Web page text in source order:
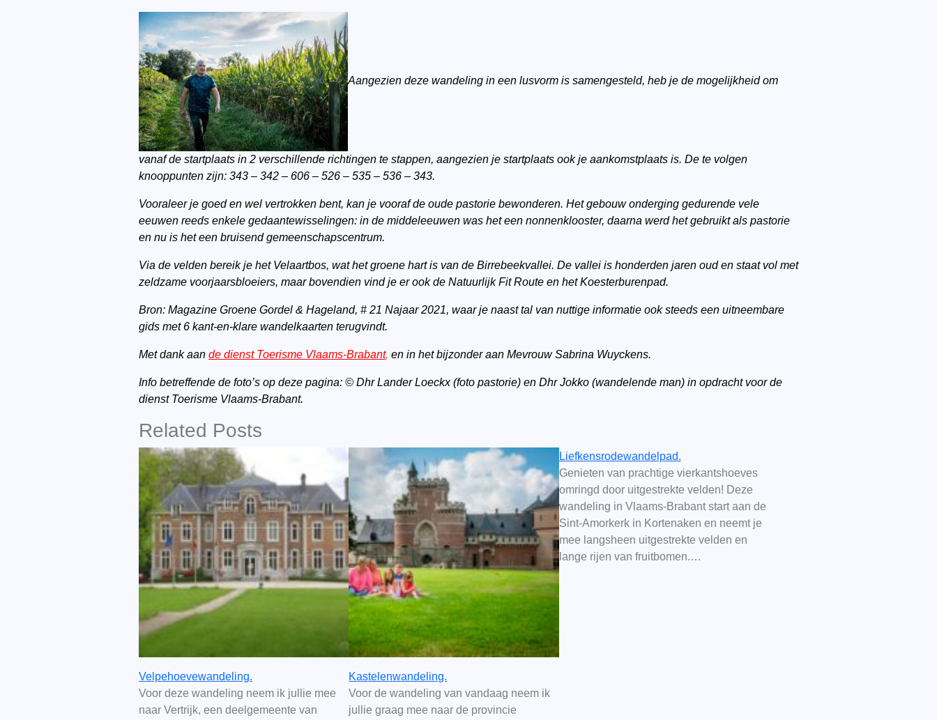
Aangezien deze wandeling in een lusvorm is samengesteld, heb je de mogelijkheid om
vanaf de startplaats in 2 verschillende richtingen te stappen, aangezien je startplaats ook je aankomstplaats is. De te volgen
knooppunten zijn: 343 – 342 – 606 – 526 – 535 – 536 – 343.
Vooraleer je goed en wel vertrokken bent, kan je vooraf de oude pastorie bewonderen. Het gebouw onderging gedurende vele
eeuwen reeds enkele gedaantewisselingen: in de middeleeuwen was het een nonnenklooster, daarna werd het gebruikt als pastorie
en nu is het een bruisend gemeenschapscentrum.
Via de velden bereik je het Velaartbos, wat het groene hart is van de Birrebeekvallei. De vallei is honderden jaren oud en staat vol met
zeldzame voorjaarsbloeiers, maar bovendien vind je er ook de Natuurlijk Fit Route en het Koesterburenpad.
Bron: Magazine Groene Gordel & Hageland, # 21 Najaar 2021, waar je naast tal van nuttige informatie ook steeds een uitneembare
gids met 6 kant-en-klare wandelkaarten terugvindt.
Met dank aan de dienst Toerisme Vlaams-Brabant, en in het bijzonder aan Mevrouw Sabrina Wuyckens.
Info betreffende de foto’s op deze pagina: © Dhr Lander Loeckx (foto pastorie) en Dhr Jokko (wandelende man) in opdracht voor de
dienst Toerisme Vlaams-Brabant.
Related Posts
Velpehoevewandeling.
Voor deze wandeling neem ik jullie mee
naar Vertrijk, een deelgemeente van
Kastelenwandeling.
Voor de wandeling van vandaag neem ik
jullie graag mee naar de provincie
Liefkensrodewandelpad.
Genieten van prachtige vierkantshoeves
omringd door uitgestrekte velden! Deze
wandeling in Vlaams-Brabant start aan de
Sint-Amorkerk in Kortenaken en neemt je
mee langsheen uitgestrekte velden en
lange rijen van fruitbomen.…